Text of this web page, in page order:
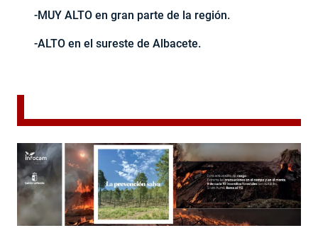
-MUY ALTO en gran parte de la región.
-ALTO en el sureste de Albacete.